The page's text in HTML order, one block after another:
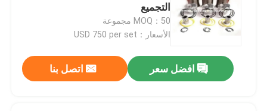
التجميع
MOQ：50 مجموعة
الأسعار：USD 750 per set
افضل سعر اتصل بنا